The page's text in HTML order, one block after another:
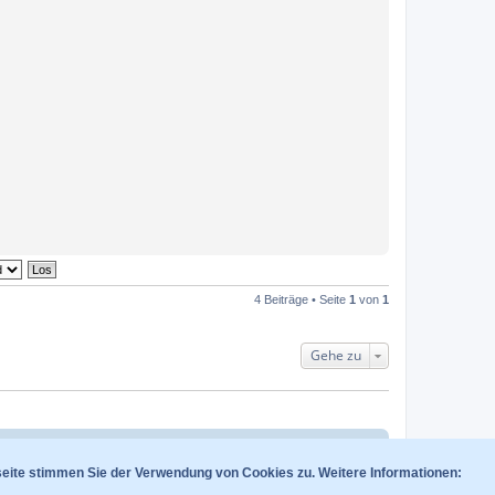
4 Beiträge • Seite 1 von 1
Gehe zu
stimmen Sie der Verwendung von Cookies zu. Weitere Informationen: